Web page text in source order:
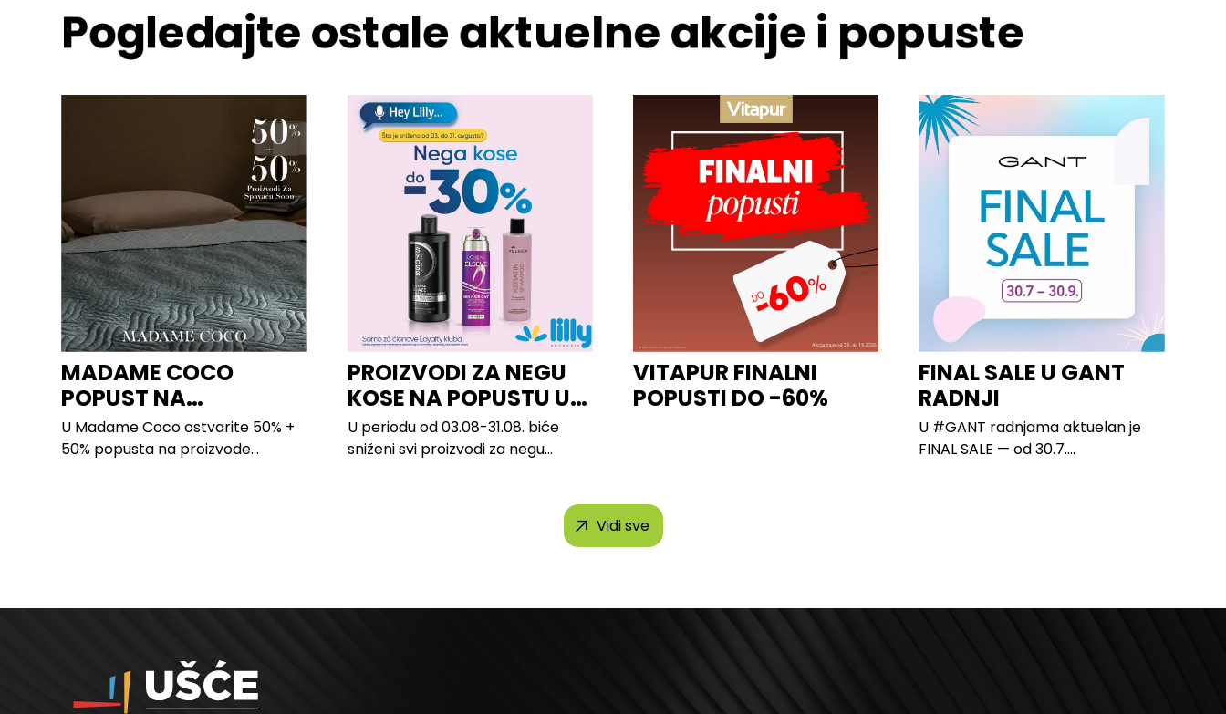
Pogledajte ostale aktuelne akcije i popuste
MADAME COCO
POPUST NA
PROIZVODE ZA
SPAVAĆU SOBU
U Madame Coco ostvarite 50% +
50% popusta na proizvode...
PROIZVODI ZA NEGU
KOSE NA POPUSTU U
LILLY
U periodu od 03.08-31.08. biće
sniženi svi proizvodi za negu
VITAPUR FINALNI
POPUSTI DO -60%
FINAL SALE U GANT
RADNJI
U #GANT radnjama aktuelan je
FINAL SALE — od 30.7....
Vidi sve